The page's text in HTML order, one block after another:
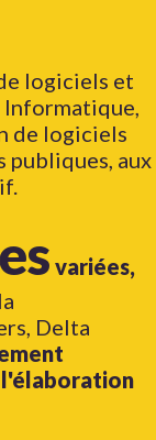
logiciels et
Informatique,
de logiciels
aux
variées,
Delta
l'élaboration